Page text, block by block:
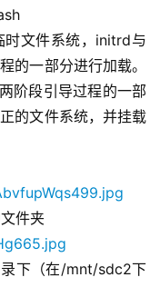
文件系统， initrd与
的一部分进行加载。
阶段引导过程的一部
的文件系统，并挂载
件夹
下（在/mnt/sdc2下